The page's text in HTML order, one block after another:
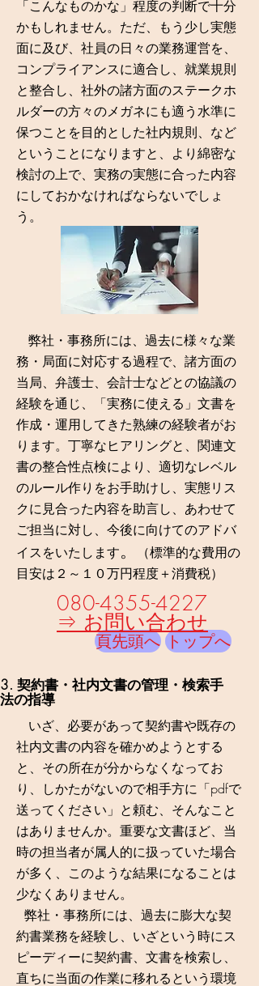
「こんなものかな」程度の判断で十分
かもしれません。ただ、もう少し実態
面に及び、社員の日々の業務運営を、
コンプライアンスに適合し、就業規則
と整合し、社外の諸方面のステークホ
ルダーの方々のメガネにも適う水準に
保つことを目的とした社内規則、など
ということになりますと、より綿密な
検討の上で、実務の実態に合った内容
にしておかなければならないでしょ
う。
弊社 ・事務所には、過去に様々な業
務・局面に対応する過程で、諸方面の
当局、弁護士、会計士などとの協議の
経験を通じ、「実務に使える」文書を
作成・運用してきた熟練の経験者がお
ります。丁寧なヒアリングと、関連文
書の整合性点検により、適切なレベル
のルール作りをお手助けし、実態リス
クに見合った内容を助言し、あわせて
ご担当に対し、今後に向けてのアドバ
イスをいたします。
（標準的な費用の
目安は２～１０万円程度＋消費税）
頁先頭へ トップへ
080-4355-4227
⇒ お問い合わせ
3. 契約書・社内文書の管理・検索手
法の指導
いざ、必要があって契約書や既存の
社内文書の内容を確かめようとする
と、その所在が分からなくなってお
り、しかたがないので相手方に「pdfで
送ってください」と頼む、そんなこと
はありませんか。重要な文書ほど、当
時の担当者が属人的に扱っていた場合
が多く、このような結果になることは
少なくありません。
弊社 ・事務所には、過去に膨大な契
約書業務を経験し、いざという時にス
ピーディーに契約書、文書を検索し、
直ちに当面の作業に移れるという環境